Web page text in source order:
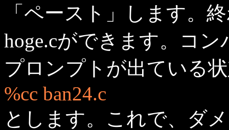
「ペースト」します。
hoge.cができます。コ
プロンプトが出ている
%cc ban24.c
とします。これで、ダ